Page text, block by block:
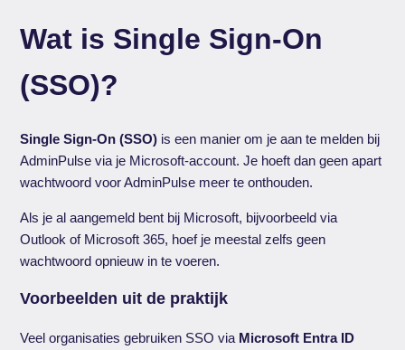
Wat is Single Sign-On
(SSO)?
Single Sign-On (SSO) is een manier om je aan te melden bij
AdminPulse via je Microsoft-account. Je hoeft dan geen apart
wachtwoord voor AdminPulse meer te onthouden.
Als je al aangemeld bent bij Microsoft, bijvoorbeeld via
Outlook of Microsoft 365, hoef je meestal zelfs geen
wachtwoord opnieuw in te voeren.
Voorbeelden uit de praktijk
Veel organisaties gebruiken SSO via Microsoft Entra ID